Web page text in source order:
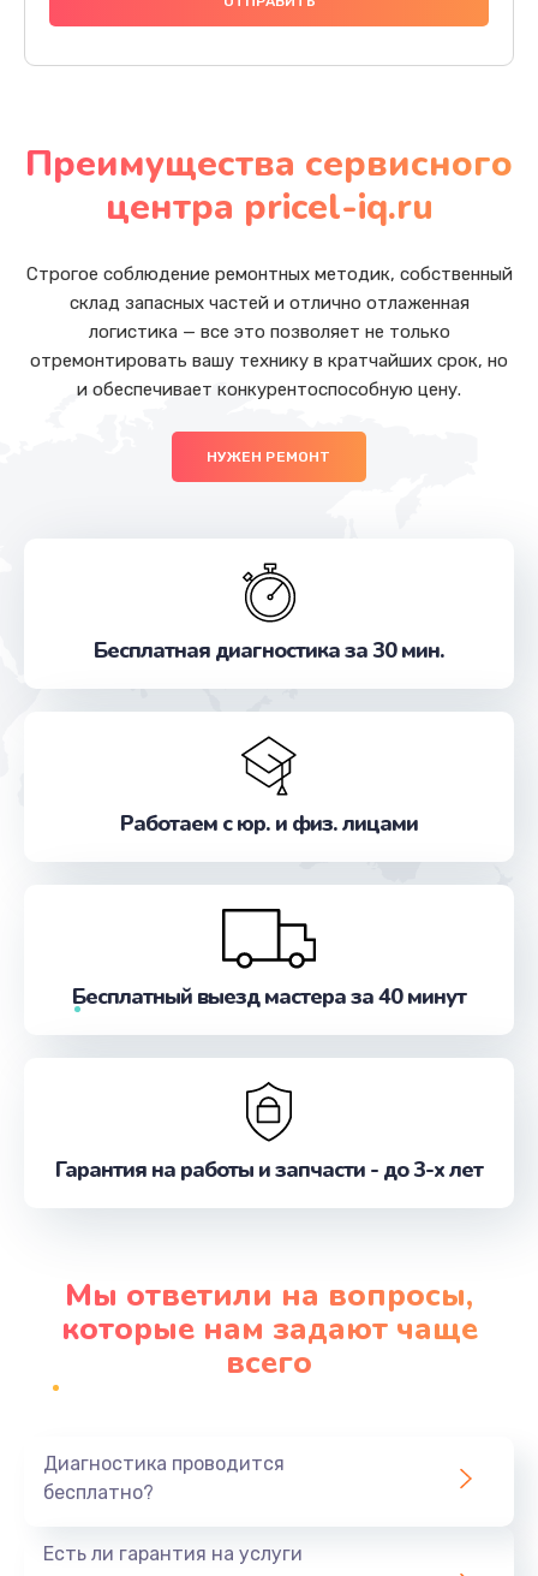
Преимущества сервисного
центра pricel-iq.ru
Строгое соблюдение ремонтных методик, собственный
склад запасных частей и отлично отлаженная
логистика — все это позволяет не только
отремонтировать вашу технику в кратчайших срок, но
и обеспечивает конкурентоспособную цену.
НУЖЕН РЕМОНТ
Бесплатная диагностика за 30 мин.
Работаем с юр. и физ. лицами
Бесплатный выезд мастера за 40 минут
Гарантия на работы и запчасти - до 3-х лет
Мы ответили на вопросы,
которые нам задают чаще
всего
Диагностика проводится
бесплатно?
Есть ли гарантия на услуги